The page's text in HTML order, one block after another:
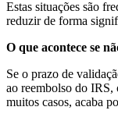
Estas situações são
reduzir de forma
O que acontece se
Se o prazo de
ao reembolso do IRS,
muitos casos, acaba